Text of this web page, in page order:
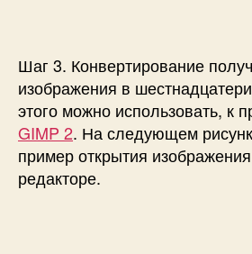
Шаг 3. Конвертирование
изображения в
этого можно использовать, к
GIMP 2. На следующем
пример открытия
редакторе.